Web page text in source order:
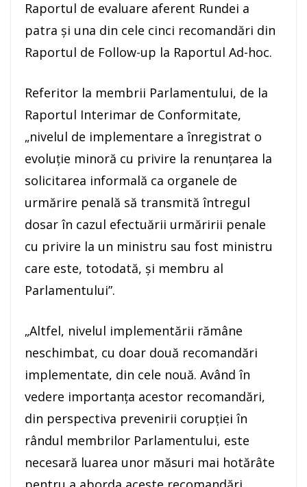
Raportul de evaluare aferent Rundei a
patra şi una din cele cinci recomandări din
Raportul de Follow-up la Raportul Ad-hoc.
Referitor la membrii Parlamentului, de la
Raportul Interimar de Conformitate,
„nivelul de implementare a înregistrat o
evoluţie minoră cu privire la renunţarea la
solicitarea informală ca organele de
urmărire penală să transmită întregul
dosar în cazul efectuării urmăririi penale
cu privire la un ministru sau fost ministru
care este, totodată, şi membru al
Parlamentului”.
„Altfel, nivelul implementării rămâne
neschimbat, cu doar două recomandări
implementate, din cele nouă. Având în
vedere importanţa acestor recomandări,
din perspectiva prevenirii corupţiei în
rândul membrilor Parlamentului, este
necesară luarea unor măsuri mai hotărâte